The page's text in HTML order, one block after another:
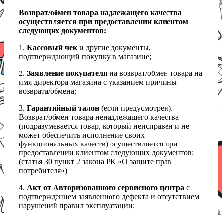
Возврат/обмен товара надлежащего качества
осуществляется при предоставлении клиентом
следующих документов:
1. Кассовый чек и другие документы,
подтверждающий покупку в магазине;
2. Заявление покупателя на возврат/обмен товара на
имя директора магазина с указанием причины
возврата/обмена;
3. Гарантийный талон (если предусмотрен).
Возврат/обмен товара ненадлежащего качества
(подразумевается товар, который неисправен и не
может обеспечить исполнение своих
функциональных качеств) осуществляется при
предоставлении клиентом следующих документов:
(статья 30 пункт 2 закона РК «О защите прав
потребителя»)
4. Акт от Авторизованного сервисного центра с
подтверждением заявленного дефекта и отсутствием
нарушений правил эксплуатации;